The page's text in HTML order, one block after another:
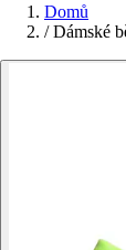
Domů
/ Dámské